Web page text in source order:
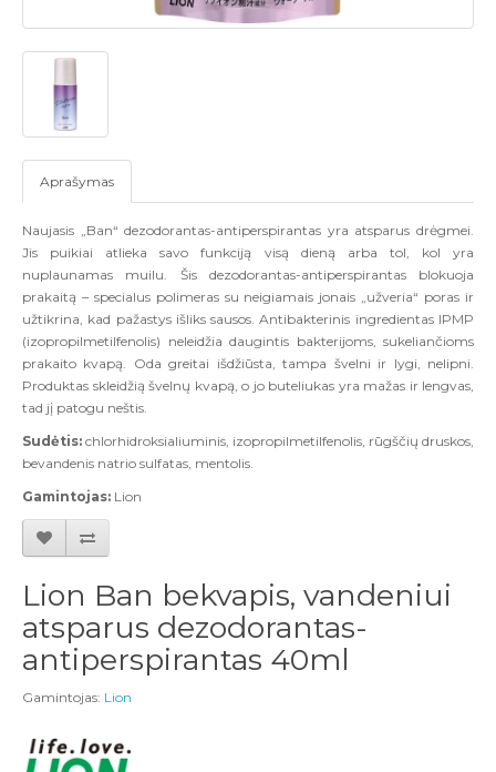
Aprašymas
Naujasis „Ban“ dezodorantas-antiperspirantas yra atsparus drėgmei.
Jis puikiai atlieka savo funkciją visą dieną arba tol, kol yra
nuplaunamas muilu. Šis dezodorantas-antiperspirantas blokuoja
prakaitą – specialus polimeras su neigiamais jonais „užveria“ poras ir
užtikrina, kad pažastys išliks sausos. Antibakterinis ingredientas IPMP
(izopropilmetilfenolis) neleidžia daugintis bakterijoms, sukeliančioms
prakaito kvapą. Oda greitai išdžiūsta, tampa švelni ir lygi, nelipni.
Produktas skleidžią švelnų kvapą, o jo buteliukas yra mažas ir lengvas,
tad jį patogu neštis.
Sudėtis: chlorhidroksialiuminis, izopropilmetilfenolis, rūgščių druskos,
bevandenis natrio sulfatas, mentolis.
Gamintojas: Lion
Lion Ban bekvapis, vandeniui
atsparus dezodorantas-
antiperspirantas 40ml
Gamintojas: Lion